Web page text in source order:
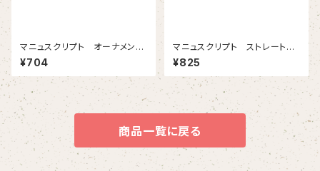
マニュスクリプト オーナメンタ
ル４００ 1.5mm 2本入
¥704
マニュスクリプト ストレートホ
ルダー マホガニー
¥825
商品一覧に戻る